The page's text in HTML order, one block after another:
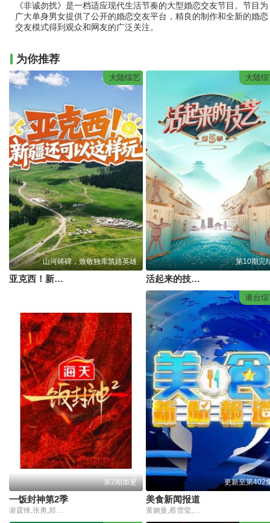
《非诚勿扰》是一档适应现代生活节奏的大型婚恋交友节目。节目为
广大单身男女提供了公开的婚恋交友平台，精良的制作和全新的婚恋
交友模式得到观众和网友的广泛关注。
为你推荐
大陆综艺
山河铸碑，致敬独库筑路英雄
亚克西！新疆还可以这样玩！
大陆
第10期完
活起来的技艺第5季
第2期加更
一饭封神第2季
港台
更新至第402
美食新闻报道